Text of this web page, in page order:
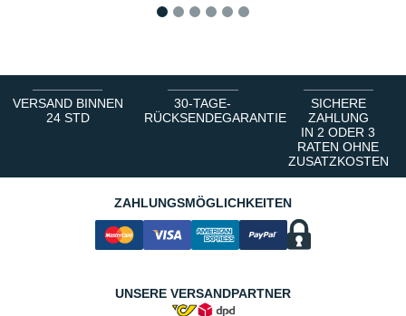
VERSAND BINNEN
24 STD
30-TAGE-
RÜCKSENDEGARANTIE
SICHERE
ZAHLUNG
IN 2 ODER 3
RATEN OHNE
ZUSATZKOSTEN
ZAHLUNGSMÖGLICHKEITEN
UNSERE VERSANDPARTNER